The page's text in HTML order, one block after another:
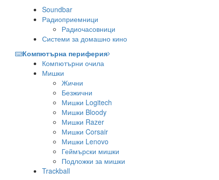
Soundbar
Радиоприемници
Радиочасовници
Системи за домашно кино
Компютърна периферия
Компютърни очила
Мишки
Жични
Безжични
Мишки Logitech
Мишки Bloody
Мишки Razer
Мишки Corsair
Мишки Lenovo
Геймърски мишки
Подложки за мишки
Trackball